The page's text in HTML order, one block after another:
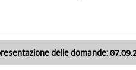
delle domande: